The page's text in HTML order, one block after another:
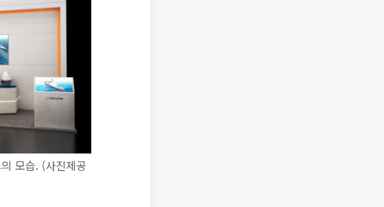
모습. (사진제공